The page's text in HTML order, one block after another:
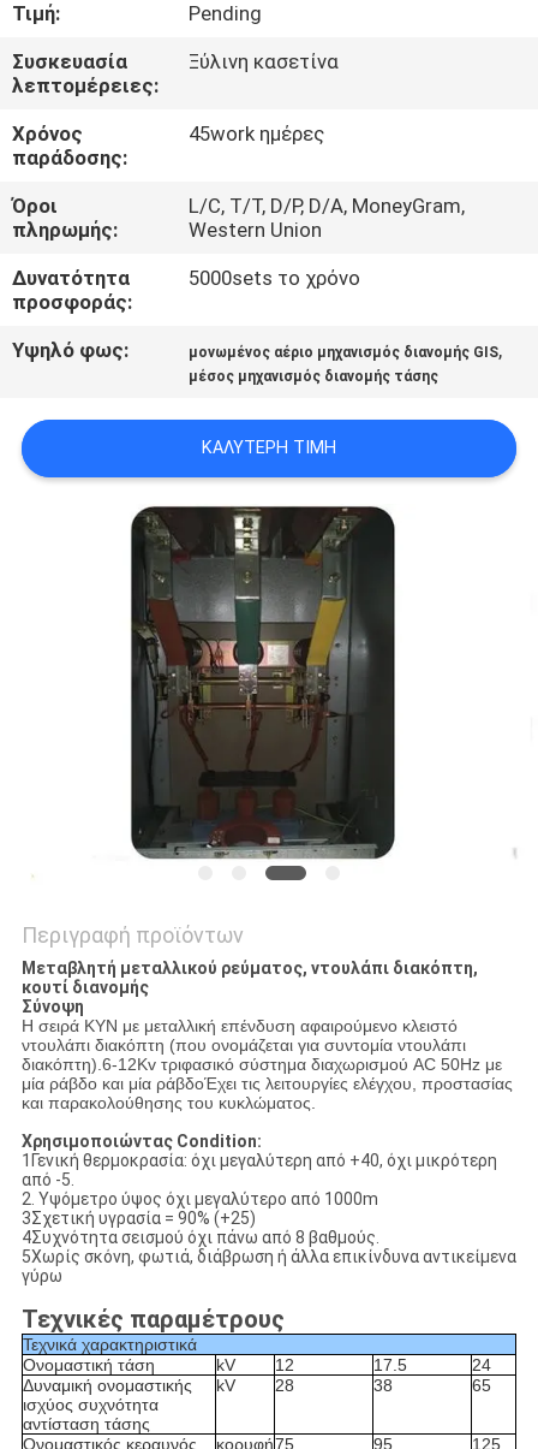
ΜΑΣ
ΕΛΆΤΕ
ΣΕ
ΕΠΑΦΉ
ΜΕ
ΕΙΔΉΣΕΙΣ
ΖΗΤΉΣΤΕ
ΑΠΌΣΠΑΣΜΑ
SITEMAP
Τιμή:
Pending
Συσκευασία
λεπτομέρειες:
Ξύλινη κασετίνα
Χρόνος
παράδοσης:
45work ημέρες
Όροι
πληρωμής:
L/C, T/T, D/P, D/A, MoneyGram,
Western Union
Δυνατότητα
προσφοράς:
5000sets το χρόνο
Υψηλό φως: μονωμένος αέριο μηχανισμός διανομής GIS,
μέσος μηχανισμός διανομής τάσης
ΚΑΛΎΤΕΡΗ ΤΙΜΉ
Περιγραφή προϊόντων
Μεταβλητή μεταλλικού ρεύματος, ντουλάπι διακόπτη,
κουτί διανομής
Σύνοψη
Η σειρά KYN με μεταλλική επένδυση αφαιρούμενο κλειστό
ντουλάπι διακόπτη (που ονομάζεται για συντομία ντουλάπι
διακόπτη).6-12Kv τριφασικό σύστημα διαχωρισμού AC 50Hz με
μία ράβδο και μία ράβδοΈχει τις λειτουργίες ελέγχου, προστασίας
και παρακολούθησης του κυκλώματος.
Χρησιμοποιώντας Condition:
1Γενική θερμοκρασία: όχι μεγαλύτερη από +40, όχι μικρότερη
από -5.
2. Υψόμετρο ύψος όχι μεγαλύτερο από 1000m
3Σχετική υγρασία = 90% (+25)
4Συχνότητα σεισμού όχι πάνω από 8 βαθμούς.
5Χωρίς σκόνη, φωτιά, διάβρωση ή άλλα επικίνδυνα αντικείμενα
γύρω
Τεχνικές παραμέτρους
Τεχνικά χαρακτηριστικά
Ονομαστική τάση
kV 12 17.5
24
Δυναμική ονομαστικής
ισχύος συχνότητα
αντίσταση τάσης
kV 28 38 65
Ονομαστικός κεραυνός
κορυφή75 95 125